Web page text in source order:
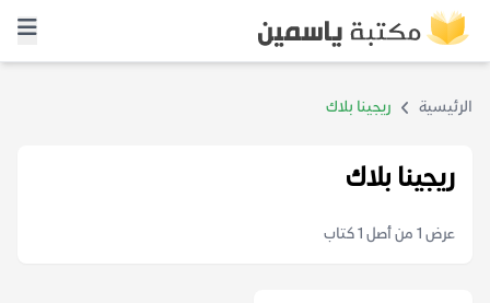
الرئيسية ريجينا بلاك
ريجينا بلاك
عرض 1 من أصل 1 كتاب